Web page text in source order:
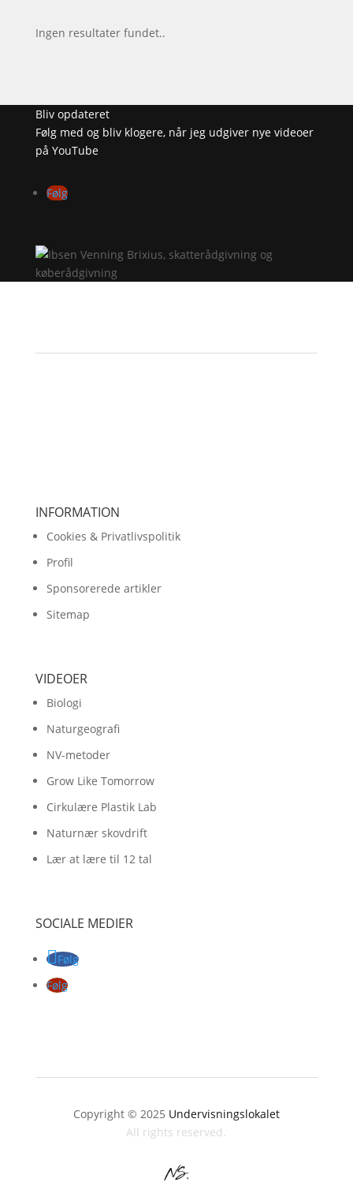
Ingen resultater fundet..
Bliv opdateret
Følg med og bliv klogere, når jeg udgiver nye videoer
på YouTube
Følg
INFORMATION
Cookies & Privatlivspolitik
Profil
Sponsorerede artikler
Sitemap
VIDEOER
Biologi
Naturgeografi
NV-metoder
Grow Like Tomorrow
Cirkulære Plastik Lab
Naturnær skovdrift
Lær at lære til 12 tal
SOCIALE MEDIER
Følg
Følg
Copyright © 2025 Undervisningslokalet
All rights reserved.